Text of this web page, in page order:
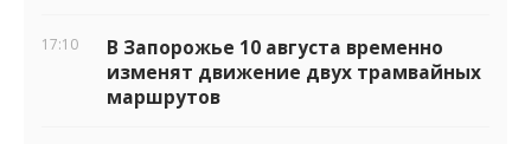
17:10
В Запорожье 10 августа временно
изменят движение двух трамвайных
маршрутов